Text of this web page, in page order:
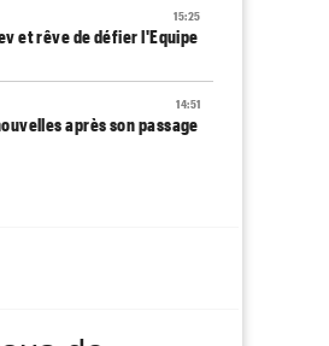
15:25
et rêve de défier l'Equipe
14:51
après son passage
sur les grands
rivales : "Pourquoi me